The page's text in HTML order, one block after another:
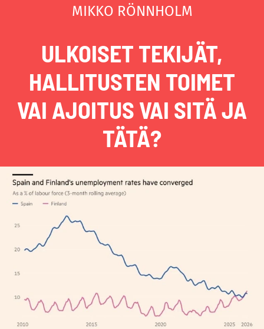
MIKKO RÖNNHOLM
ULKOISET TEKIJÄT,
HALLITUSTEN TOIMET
VAI AJOITUS VAI SITÄ JA
TÄTÄ?